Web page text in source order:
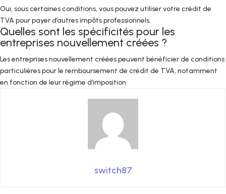
Oui, sous certaines conditions, vous pouvez utiliser votre crédit de
TVA pour payer d’autres impôts professionnels.
Quelles sont les spécificités pour les
entreprises nouvellement créées ?
Les entreprises nouvellement créées peuvent bénéficier de conditions
particulières pour le remboursement de crédit de TVA, notamment
en fonction de leur régime d’imposition.
switch87